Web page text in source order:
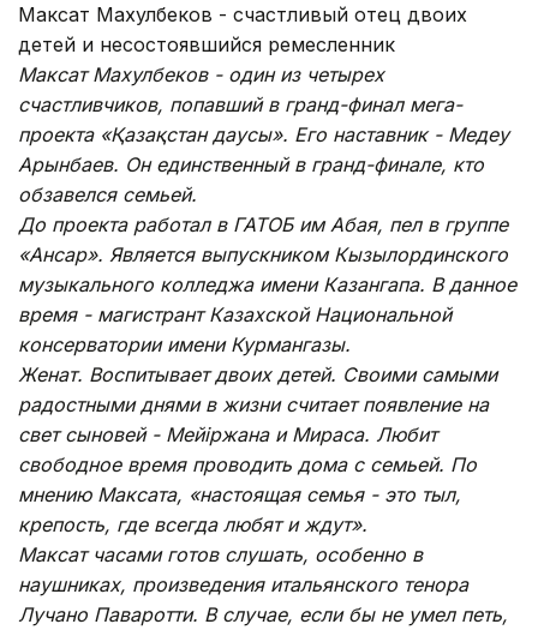
Максат Махулбеков - счастливый отец двоих
детей и несостоявшийся ремесленник
Максат Махулбеков - один из четырех
счастливчиков, попавший в гранд-финал мега-
проекта «Қазақстан даусы». Его наставник - Медеу
Арынбаев. Он единственный в гранд-финале, кто
обзавелся семьей.
До проекта работал в ГАТОБ им Абая, пел в группе
«Ансар». Является выпускником Кызылординского
музыкального колледжа имени Казангапа. В данное
время - магистрант Казахской Национальной
консерватории имени Курмангазы.
Женат. Воспитывает двоих детей. Своими самыми
радостными днями в жизни считает появление на
свет сыновей - Мейіржана и Мираса. Любит
свободное время проводить дома с семьей. По
мнению Максата, «настоящая семья - это тыл,
крепость, где всегда любят и ждут».
Максат часами готов слушать, особенно в
наушниках, произведения итальянского тенора
Лучано Паваротти. В случае, если бы не умел петь,